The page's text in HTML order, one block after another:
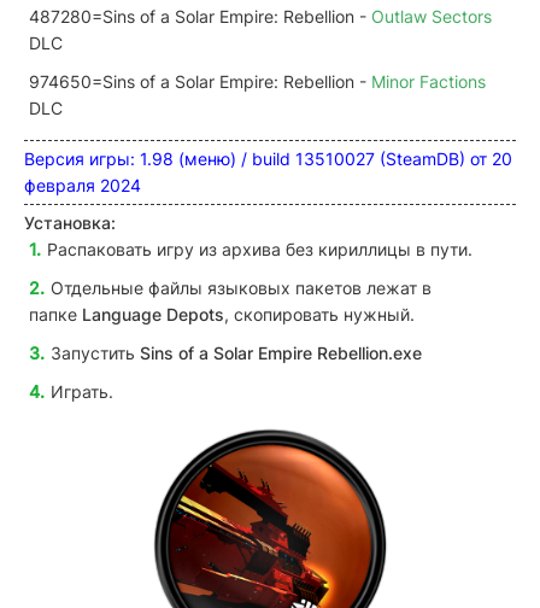
487280=Sins of a Solar Empire: Rebellion - Outlaw Sectors
DLC
974650=Sins of a Solar Empire: Rebellion - Minor Factions
DLC
Версия игры: 1.98 (меню) / build 13510027 (SteamDB) от 20
февраля 2024
Установка:
Распаковать игру из архива без кириллицы в пути.
Отдельные файлы языковых пакетов лежат в
папке Language Depots, скопировать нужный.
Запустить Sins of a Solar Empire Rebellion.exe
Играть.